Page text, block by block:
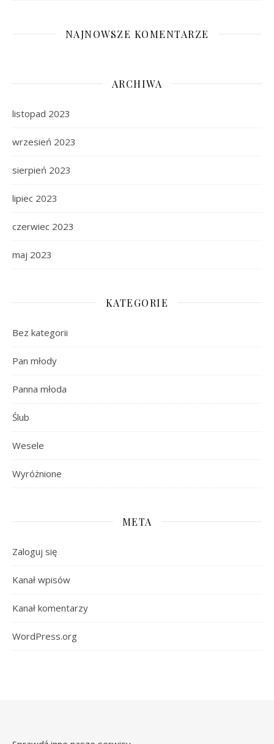
NAJNOWSZE KOMENTARZE
ARCHIWA
listopad 2023
wrzesień 2023
sierpień 2023
lipiec 2023
czerwiec 2023
maj 2023
KATEGORIE
Bez kategorii
Pan młody
Panna młoda
Ślub
Wesele
Wyróżnione
META
Zaloguj się
Kanał wpisów
Kanał komentarzy
WordPress.org